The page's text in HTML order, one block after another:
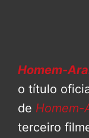
Homem-
o título
de Homem-
terceiro